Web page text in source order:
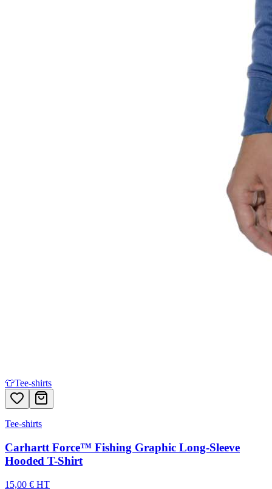
👕Tee-shirts
Tee-shirts
Carhartt Force™ Fishing Graphic Long-Sleeve
Hooded T-Shirt
15,00 € HT